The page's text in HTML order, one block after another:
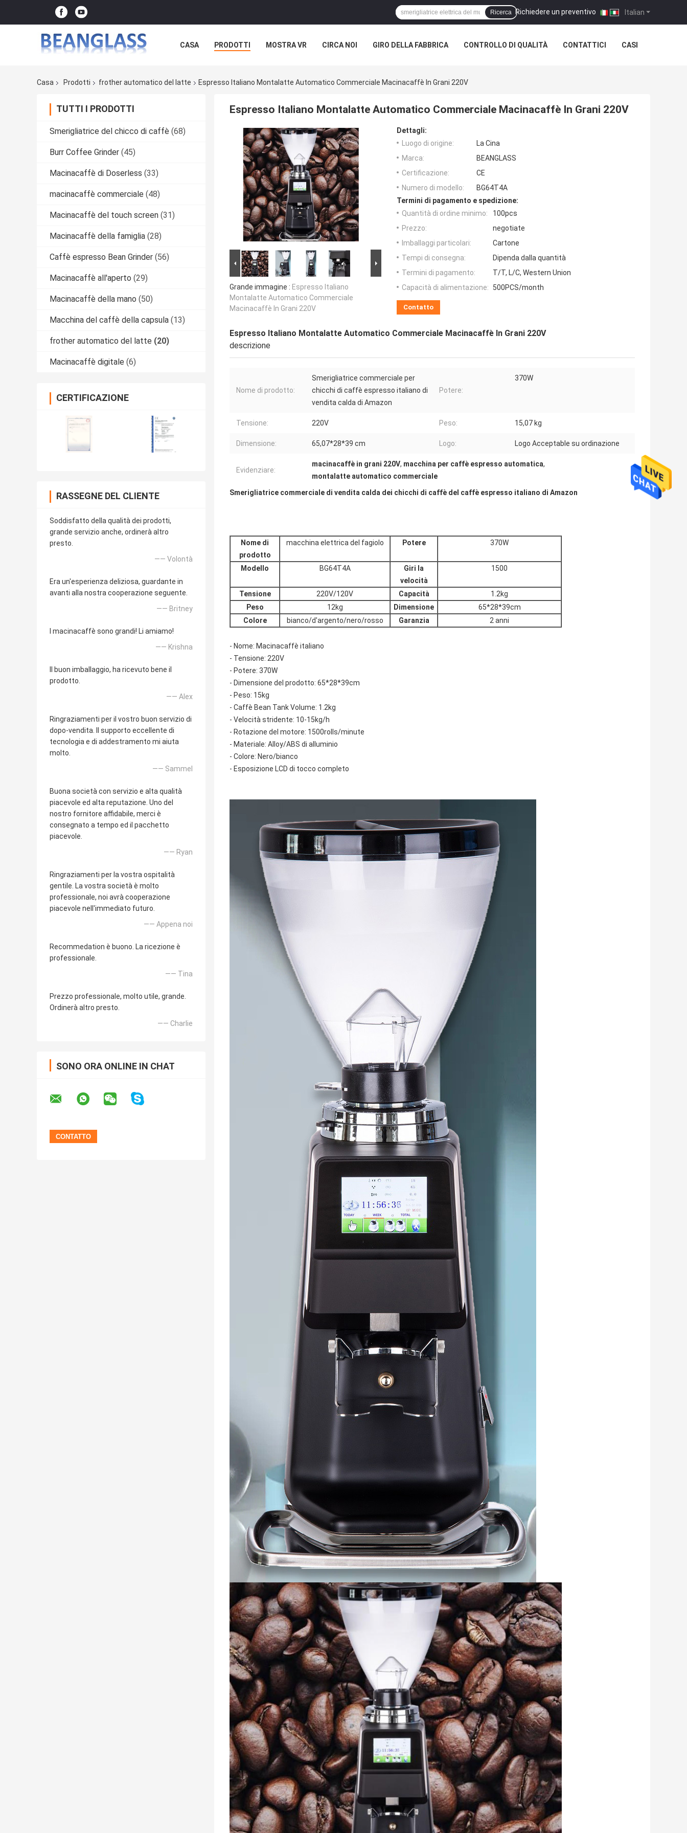
Italian
Richiedere un preventivo |
Ricerca
CASA PRODOTTI MOSTRA VR CIRCA NOI GIRO DELLA FABBRICA CONTROLLO DI QUALITÀ CONTATTICI CASI
Casa Prodotti frother automatico del latte Espresso Italiano Montalatte Automatico Commerciale Macinacaffè In Grani 220V
TUTTI I PRODOTTI
Smerigliatrice del chicco di caffè (68)
Burr Coffee Grinder (45)
Macinacaffè di Doserless (33)
macinacaffè commerciale (48)
Macinacaffè del touch screen (31)
Macinacaffè della famiglia (28)
Caffè espresso Bean Grinder (56)
Macinacaffè all'aperto (29)
Macinacaffè della mano (50)
Macchina del caffè della capsula (13)
frother automatico del latte (20)
Macinacaffè digitale (6)
CERTIFICAZIONE
RASSEGNE DEL CLIENTE
Soddisfatto della qualità dei prodotti,
grande servizio anche, ordinerà altro
presto.
—— Volontà
Era un'esperienza deliziosa, guardante in
avanti alla nostra cooperazione seguente.
—— Britney
I macinacaffè sono grandi! Li amiamo!
—— Krishna
Il buon imballaggio, ha ricevuto bene il
prodotto.
—— Alex
Ringraziamenti per il vostro buon servizio di
dopo-vendita. Il supporto eccellente di
tecnologia e di addestramento mi aiuta
molto.
—— Sammel
Buona società con servizio e alta qualità
piacevole ed alta reputazione. Uno del
nostro fornitore affidabile, merci è
consegnato a tempo ed il pacchetto
piacevole.
—— Ryan
Ringraziamenti per la vostra ospitalità
gentile. La vostra società è molto
professionale, noi avrà cooperazione
piacevole nell'immediato futuro.
—— Appena noi
Recommedation è buono. La ricezione è
professionale.
—— Tina
Prezzo professionale, molto utile, grande.
Ordinerà altro presto.
—— Charlie
SONO ORA ONLINE IN CHAT
Espresso Italiano Montalatte Automatico Commerciale Macinacaffè In Grani 220V
Grande immagine : Espresso Italiano
Montalatte Automatico Commerciale
Macinacaffè In Grani 220V
Dettagli:
Luogo di origine:
La Cina
Marca:
BEANGLASS
Certificazione:
CE
Numero di modello:
BG64T4A
Termini di pagamento e spedizione:
Quantità di ordine minimo:
100pcs
Prezzo:
negotiate
Imballaggi particolari:
Cartone
Tempi di consegna:
Dipenda dalla quantità
Termini di pagamento:
T/T, L/C, Western Union
Capacità di alimentazione:
500PCS/month
Contatto
Espresso Italiano Montalatte Automatico Commerciale Macinacaffè In Grani 220V
descrizione
Nome di prodotto:
Smerigliatrice commerciale per
chicchi di caffè espresso italiano di
vendita calda di Amazon
Potere:
370W
Tensione: 220V Peso: 15,07 kg
Dimensione: 65,07*28*39 cm Logo: Logo Acceptable su ordinazione
Evidenziare:
macinacaffè in grani 220V, macchina per caffè espresso automatica,
montalatte automatico commerciale
Smerigliatrice commerciale di vendita calda dei chicchi di caffè del caffè espresso italiano di Amazon
Nome di
prodotto
macchina elettrica del fagiolo Potere 370W
Modello BG64T4A
Giri la
velocità
1500
Tensione 220V/120V Capacità
1.2kg
Peso
12kg Dimensione
65*28*39cm
Colore
bianco/d'argento/nero/rosso Garanzia 2 anni
- Nome: Macinacaffè italiano
- Tensione: 220V
- Potere: 370W
- Dimensione del prodotto: 65*28*39cm
- Peso: 15kg
- Caffè Bean Tank Volume: 1.2kg
- Velocità stridente: 10-15kg/h
- Rotazione del motore: 1500rolls/minute
- Materiale: Alloy/ABS di alluminio
- Colore: Nero/bianco
- Esposizione LCD di tocco completo